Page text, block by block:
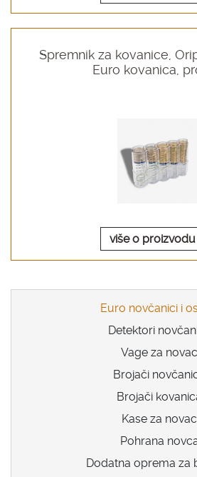
Spremnik za kovanice,
Euro kovanica,
više o proizvodu
Euro novčanici i
Detektori
Vage za novac
Brojači
Brojači
Kase za novac
Pohrana
Dodatna oprema za